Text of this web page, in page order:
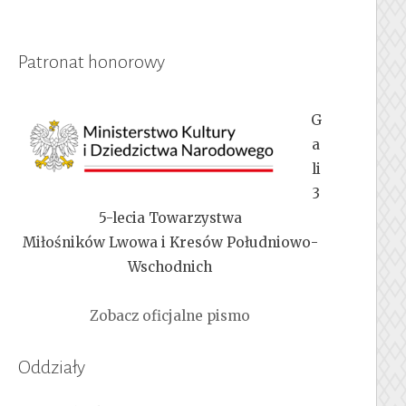
Patronat honorowy
G
a
li
3
5-lecia Towarzystwa
Miłośników Lwowa i Kresów Południowo-
Wschodnich
Zobacz oficjalne pismo
Oddziały